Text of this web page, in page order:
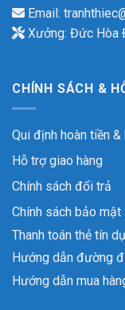
Email:
Xưởng: Đức Hòa
CHÍNH SÁCH &
Qui định hoàn tiền &
Hỗ trợ giao hàng
Chính sách đổi trả
Chính sách bảo mật
Thanh toán thẻ tín
Hướng dẫn đường
Hướng dẫn mua